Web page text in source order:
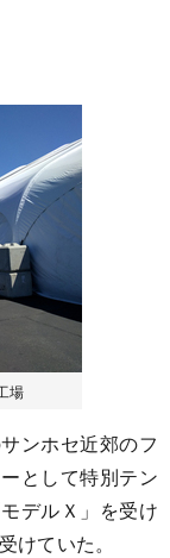
場
ンホセ近郊のフ
として特別テン
デルＸ」を受け
けていた。